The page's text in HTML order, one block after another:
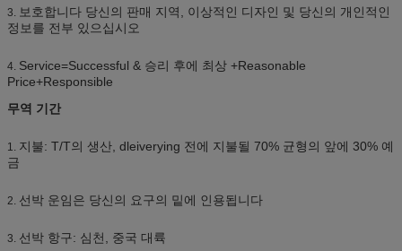
3. 보호합니다 당신의 판매 지역, 이상적인 디자인 및 당신의 개인적인
정보를 전부 있으십시오
4. Service=Successful & 승리 후에 최상 +Reasonable
Price+Responsible
무역 기간
1. 지불: T/T의 생산, dleiverying 전에 지불될 70% 균형의 앞에 30% 예
금
2. 선박 운임은 당신의 요구의 밑에 인용됩니다
3. 선박 항구: 심천, 중국 대륙